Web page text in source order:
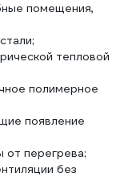
помещения,
тепловой
полимерное
появление
от перегрева;
без